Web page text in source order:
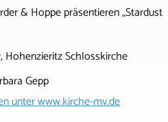
& Hoppe präsentieren „Stardust
Hohenzieritz Schlosskirche
Gepp
unterwww.kirche-mv.de